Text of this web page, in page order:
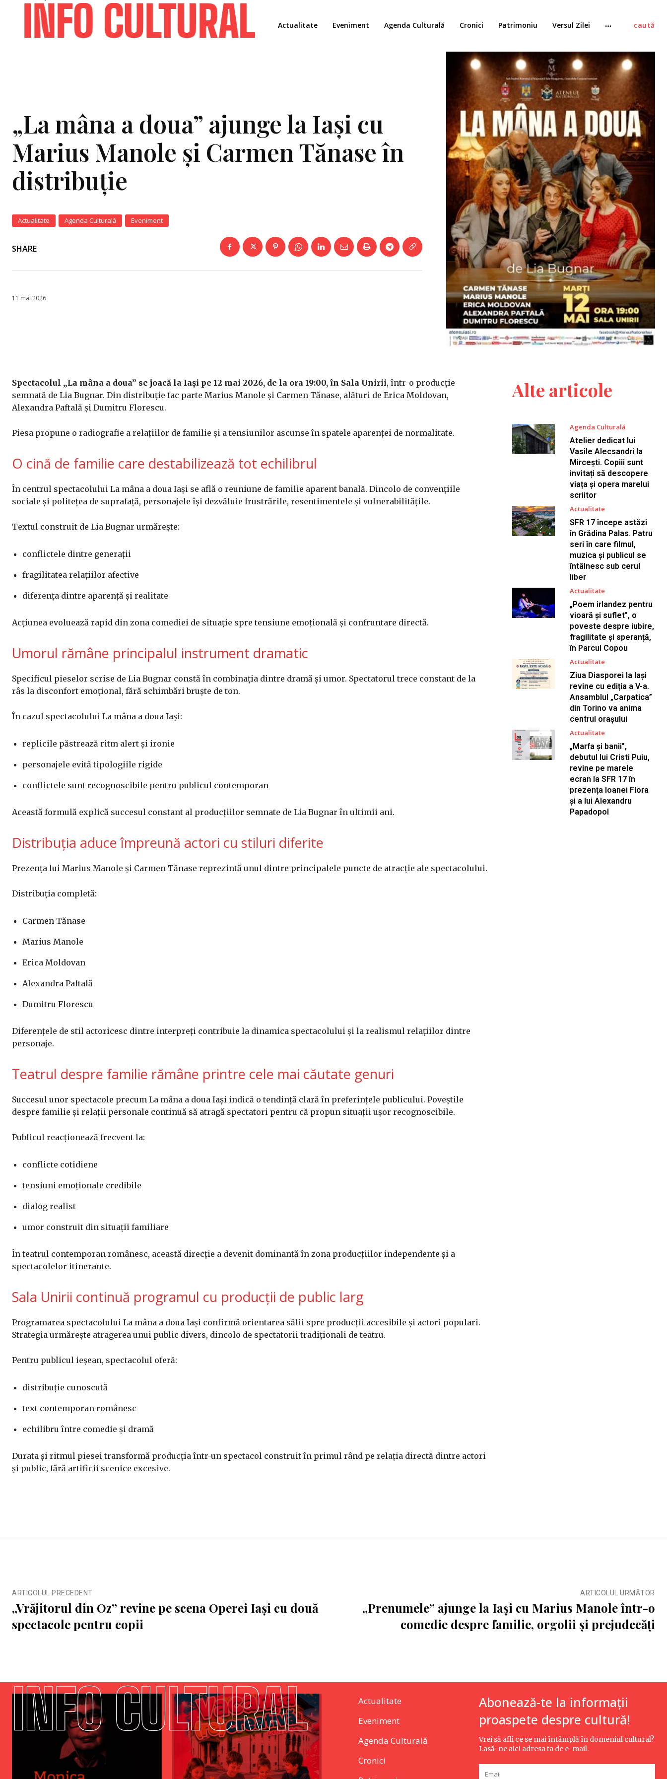
caută
Actualitate Eveniment Agenda Culturală Cronici Patrimoniu Versul Zilei
„La mâna a doua” ajunge la Iași cu
Marius Manole și Carmen Tănase în
distribuție
Actualitate Agenda Culturală Eveniment
SHARE
11 mai 2026
Spectacolul „La mâna a doua” se joacă la Iași pe 12 mai 2026, de la ora 19:00, în Sala Unirii, într-o producție
semnată de Lia Bugnar. Din distribuție fac parte Marius Manole și Carmen Tănase, alături de Erica Moldovan,
Alexandra Paftală și Dumitru Florescu.
Piesa propune o radiografie a relațiilor de familie și a tensiunilor ascunse în spatele aparenței de normalitate.
O cină de familie care destabilizează tot echilibrul
În centrul spectacolului La mâna a doua Iași se află o reuniune de familie aparent banală. Dincolo de convențiile
sociale și politețea de suprafață, personajele își dezvăluie frustrările, resentimentele și vulnerabilitățile.
Textul construit de Lia Bugnar urmărește:
conflictele dintre generații
fragilitatea relațiilor afective
diferența dintre aparență și realitate
Acțiunea evoluează rapid din zona comediei de situație spre tensiune emoțională și confruntare directă.
Umorul rămâne principalul instrument dramatic
Specificul pieselor scrise de Lia Bugnar constă în combinația dintre dramă și umor. Spectatorul trece constant de la
râs la disconfort emoțional, fără schimbări bruște de ton.
În cazul spectacolului La mâna a doua Iași:
replicile păstrează ritm alert și ironie
personajele evită tipologiile rigide
conflictele sunt recognoscibile pentru publicul contemporan
Această formulă explică succesul constant al producțiilor semnate de Lia Bugnar în ultimii ani.
Distribuția aduce împreună actori cu stiluri diferite
Prezența lui Marius Manole și Carmen Tănase reprezintă unul dintre principalele puncte de atracție ale spectacolului.
Distribuția completă:
Carmen Tănase
Marius Manole
Erica Moldovan
Alexandra Paftală
Dumitru Florescu
Diferențele de stil actoricesc dintre interpreți contribuie la dinamica spectacolului și la realismul relațiilor dintre
personaje.
Teatrul despre familie rămâne printre cele mai căutate genuri
Succesul unor spectacole precum La mâna a doua Iași indică o tendință clară în preferințele publicului. Poveștile
despre familie și relații personale continuă să atragă spectatori pentru că propun situații ușor recognoscibile.
Publicul reacționează frecvent la:
conflicte cotidiene
tensiuni emoționale credibile
dialog realist
umor construit din situații familiare
În teatrul contemporan românesc, această direcție a devenit dominantă în zona producțiilor independente și a
spectacolelor itinerante.
Sala Unirii continuă programul cu producții de public larg
Programarea spectacolului La mâna a doua Iași confirmă orientarea sălii spre producții accesibile și actori populari.
Strategia urmărește atragerea unui public divers, dincolo de spectatorii tradiționali de teatru.
Pentru publicul ieșean, spectacolul oferă:
distribuție cunoscută
text contemporan românesc
echilibru între comedie și dramă
Durata și ritmul piesei transformă producția într-un spectacol construit în primul rând pe relația directă dintre actori
și public, fără artificii scenice excesive.
Alte articole
Agenda Culturală
Atelier dedicat lui
Vasile Alecsandri la
Mircești. Copiii sunt
invitați să descopere
viața și opera marelui
scriitor
Actualitate
SFR 17 începe astăzi
în Grădina Palas. Patru
seri în care filmul,
muzica și publicul se
întâlnesc sub cerul
liber
Actualitate
„Poem irlandez pentru
vioară și suflet”, o
poveste despre iubire,
fragilitate și speranță,
în Parcul Copou
Actualitate
Ziua Diasporei la Iași
revine cu ediția a V-a.
Ansamblul „Carpatica”
din Torino va anima
centrul orașului
Actualitate
„Marfa și banii”,
debutul lui Cristi Puiu,
revine pe marele
ecran la SFR 17 în
prezența Ioanei Flora
și a lui Alexandru
Papadopol
ARTICOLUL PRECEDENT
„Vrăjitorul din Oz” revine pe scena Operei Iași cu două
spectacole pentru copii
ARTICOLUL URMĂTOR
„Prenumele” ajunge la Iași cu Marius Manole într-o
comedie despre familie, orgolii și prejudecăți
Actualitate
Eveniment
Agenda Culturală
Cronici
Abonează-te la informații
proaspete despre cultură!
Vrei să afli ce se mai întâmplă în domeniul cultural?
Lasă-ne aici adresa ta de e-mail.